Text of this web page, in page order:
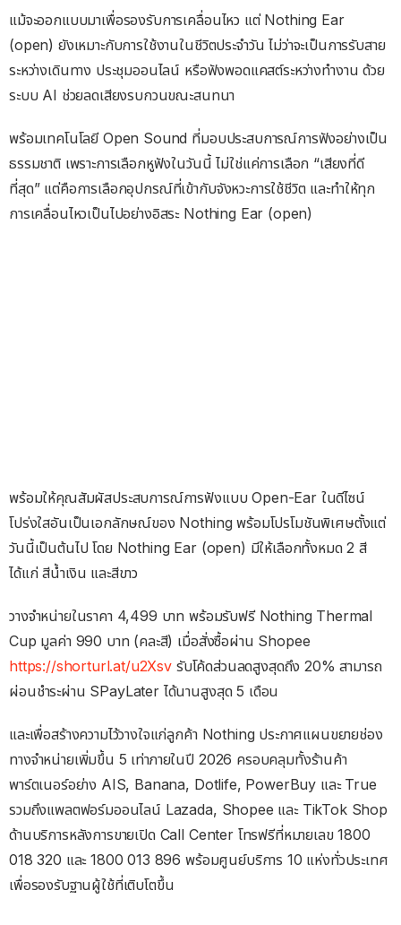
แม้จะออกแบบมาเพื่อรองรับการเคลื่อนไหว แต่ Nothing Ear
(open) ยังเหมาะกับการใช้งานในชีวิตประจำวัน ไม่ว่าจะเป็นการรับสาย
ระหว่างเดินทาง ประชุมออนไลน์ หรือฟังพอดแคสต์ระหว่างทำงาน ด้วย
ระบบ AI ช่วยลดเสียงรบกวนขณะสนทนา
พร้อมเทคโนโลยี Open Sound ที่มอบประสบการณ์การฟังอย่างเป็น
ธรรมชาติ เพราะการเลือกหูฟังในวันนี้ ไม่ใช่แค่การเลือก “เสียงที่ดี
ที่สุด” แต่คือการเลือกอุปกรณ์ที่เข้ากับจังหวะการใช้ชีวิต และทำให้ทุก
การเคลื่อนไหวเป็นไปอย่างอิสระ Nothing Ear (open)
พร้อมให้คุณสัมผัสประสบการณ์การฟังแบบ Open-Ear ในดีไซน์
โปร่งใสอันเป็นเอกลักษณ์ของ Nothing พร้อมโปรโมชันพิเศษตั้งแต่
วันนี้เป็นต้นไป โดย Nothing Ear (open) มีให้เลือกทั้งหมด 2 สี
ได้แก่ สีน้ำเงิน และสีขาว
วางจำหน่ายในราคา 4,499 บาท พร้อมรับฟรี Nothing Thermal
Cup มูลค่า 990 บาท (คละสี) เมื่อสั่งซื้อผ่าน Shopee
https://shorturl.at/u2Xsv รับโค้ดส่วนลดสูงสุดถึง 20% สามารถ
ผ่อนชำระผ่าน SPayLater ได้นานสูงสุด 5 เดือน
และเพื่อสร้างความไว้วางใจแก่ลูกค้า Nothing ประกาศแผนขยายช่อง
ทางจำหน่ายเพิ่มขึ้น 5 เท่าภายในปี 2026 ครอบคลุมทั้งร้านค้า
พาร์ตเนอร์อย่าง AIS, Banana, Dotlife, PowerBuy และ True
รวมถึงแพลตฟอร์มออนไลน์ Lazada, Shopee และ TikTok Shop
ด้านบริการหลังการขายเปิด Call Center โทรฟรีที่หมายเลข 1800
018 320 และ 1800 013 896 พร้อมศูนย์บริการ 10 แห่งทั่วประเทศ
เพื่อรองรับฐานผู้ใช้ที่เติบโตขึ้น